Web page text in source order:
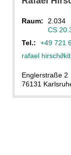
Raum:
2.034
CS
Tel.:
+49 721
rafael hirsch∂
Englerstraße 2
76131